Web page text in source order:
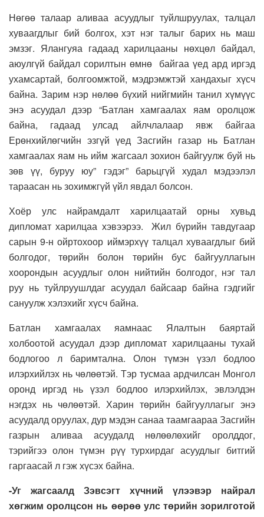
Нөгөө талаар аливаа асуудлыг туйлшруулах, талцал
хуваагдлыг бий болгох, хэт нэг талыг барих нь маш
эмзэг. Ялангуяа гадаад харилцааны нөхцөл байдал,
аюулгүй байдал сорилтын өмнө байгаа үед ард иргэд
ухамсартай, болгоомжтой, мэдрэмжтэй хандахыг хүсч
байна. Зарим нэр нөлөө бүхий нийгмийн танил хүмүүс
энэ асуудал дээр “Батлан хамгаалах яам оролцож
байна, гадаад улсад айлчлалаар явж байгаа
Ерөнхийлөгчийн эзгүй үед Засгийн газар нь Батлан
хамгаалах яам нь ийм жагсаал зохион байгуулж буй нь
зөв үү, буруу юу” гэдэг” барьцгүй худал мэдээлэл
тараасан нь зохимжгүй үйл явдал болсон.
Хоёр улс найрамдалт харилцаатай орны хувьд
дипломат харилцаа хэвээрээ. Жил бүрийн тавдугаар
сарын 9-н ойртохоор иймэрхүү талцал хуваагдлыг бий
болгодог, төрийн болон төрийн бус байгууллагын
хоорондын асуудлыг олон нийтийн болгодог, нэг тал
руу нь туйлруушлдаг асуудал байсаар байна гэдгийг
сануулж хэлэхийг хүсч байна.
Батлан хамгаалах яамнаас Ялалтын баяртай
холбоотой асуудал дээр дипломат харилцааны тухай
бодлогоо л баримтална. Олон түмэн үзэл бодлоо
илэрхийлэх нь чөлөөтэй. Тэр тусмаа ардчилсан Монгол
оронд иргэд нь үзэл бодлоо илэрхийлэх, эвлэлдэн
нэгдэх нь чөлөөтэй. Харин төрийн байгууллагыг энэ
асуудалд оруулах, дур мэдэн санаа таамгаараа Засгийн
газрын аливаа асуудалд нөлөөлөхийг оролддог,
тэрийгээ олон түмэн рүү турхирдаг асуудлыг битгий
гаргаасай л гэж хүсэх байна.
-Уг жагсаалд Зэвсэгт хүчний үлээвэр найрал
хөгжим оролцсон нь өөрөө улс төрийн зорилготой